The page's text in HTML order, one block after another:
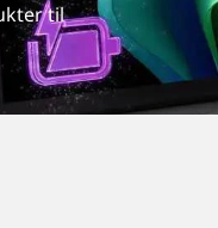
til